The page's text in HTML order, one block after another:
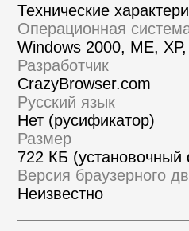
Технические
Операционная
Windows 2000, ME,
Разработчик
CrazyBrowser.com
Русский язык
Нет (русификатор)
Размер
722 КБ
Версия браузерного
Неизвестно